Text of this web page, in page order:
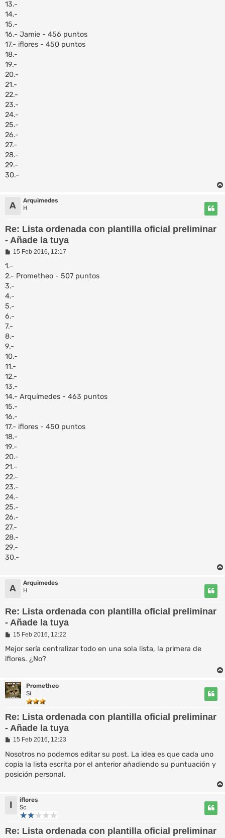
13.-
14.-
15.-
16.- Jamie - 456 puntos
17.- iflores - 450 puntos
18.-
19.-
20.-
21.-
22.-
23.-
24.-
25.-
26.-
27.-
28.-
29.-
30.-
A
Arquimedes
H
Re: Lista ordenada con plantilla oficial preliminar
- Añade la tuya
M
n
j
15 Feb 2016, 12:17
1.-
2.- Prometheo - 507 puntos
3.-
4.-
5.-
6.-
7.-
8.-
9.-
10.-
11.-
12.-
13.-
14.- Arquímedes - 463 puntos
15.-
16.-
17.- iflores - 450 puntos
18.-
19.-
20.-
21.-
22.-
23.-
24.-
25.-
26.-
27.-
28.-
29.-
30.-
A
Arquimedes
H
Re: Lista ordenada con plantilla oficial preliminar
- Añade la tuya
M
n
a
15 Feb 2016, 12:22
Mejor sería centralizar todo en una sola lista, la primera de
iflores. ¿No?
Prometheo
Si
Re: Lista ordenada con plantilla oficial preliminar
- Añade la tuya
M
n
a
j
15 Feb 2016, 12:23
Nosotros no podemos editar su post. La idea es que cada uno
copia la lista escrita por el anterior añadiendo su puntuación y
posición personal.
I
iflores
Sc
Re: Lista ordenada con plantilla oficial preliminar